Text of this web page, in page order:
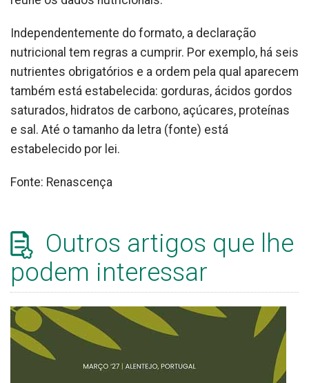
Independentemente do formato, a declaração
nutricional tem regras a cumprir. Por exemplo, há seis
nutrientes obrigatórios e a ordem pela qual aparecem
também está estabelecida: gorduras, ácidos gordos
saturados, hidratos de carbono, açúcares, proteínas
e sal. Até o tamanho da letra (fonte) está
estabelecido por lei.
Fonte: Renascença
Outros artigos que lhe
podem interessar